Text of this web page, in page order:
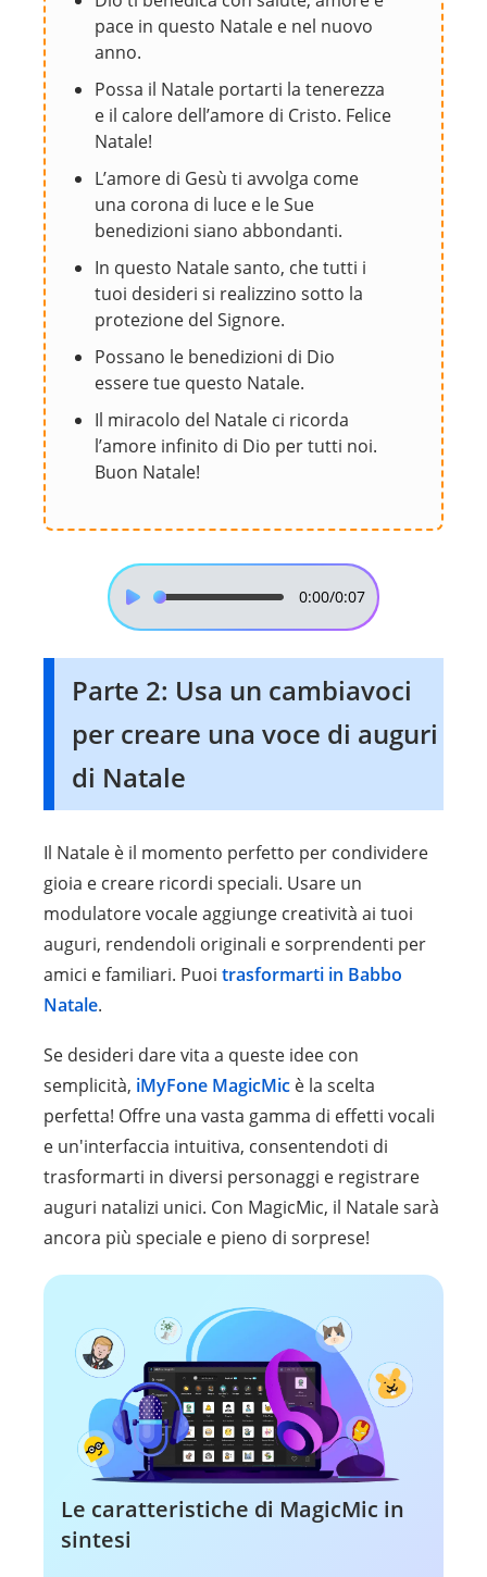
pace in questo Natale e nel nuovo
anno.
Possa il Natale portarti la tenerezza
e il calore dell’amore di Cristo. Felice
Natale!
L’amore di Gesù ti avvolga come
una corona di luce e le Sue
benedizioni siano abbondanti.
In questo Natale santo, che tutti i
tuoi desideri si realizzino sotto la
protezione del Signore.
Possano le benedizioni di Dio
essere tue questo Natale.
Il miracolo del Natale ci ricorda
l’amore infinito di Dio per tutti noi.
Buon Natale!
0:00/0:07
Parte 2: Usa un cambiavoci
per creare una voce di auguri
di Natale
Il Natale è il momento perfetto per condividere
gioia e creare ricordi speciali. Usare un
modulatore vocale aggiunge creatività ai tuoi
auguri, rendendoli originali e sorprendenti per
amici e familiari. Puoi trasformarti in Babbo
Natale.
Se desideri dare vita a queste idee con
semplicità, iMyFone MagicMic è la scelta
perfetta! Offre una vasta gamma di effetti vocali
e un'interfaccia intuitiva, consentendoti di
trasformarti in diversi personaggi e registrare
auguri natalizi unici. Con MagicMic, il Natale sarà
ancora più speciale e pieno di sorprese!
Le caratteristiche di MagicMic in
sintesi